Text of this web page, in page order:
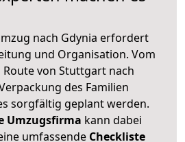
nach Gdynia erfordert
und Organisation. Vom
von Stuttgart nach
des Familien
sorgfältig geplant werden.
Umzugsfirma kann dabei
umfassende Checkliste